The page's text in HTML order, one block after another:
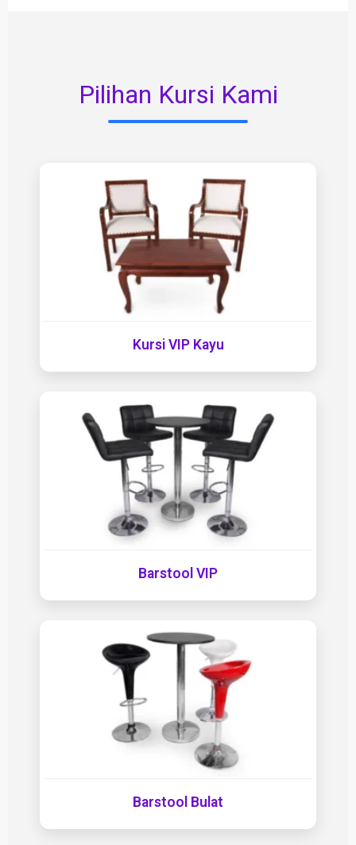
Pilihan Kursi Kami
Kursi VIP Kayu
Barstool VIP
Barstool Bulat